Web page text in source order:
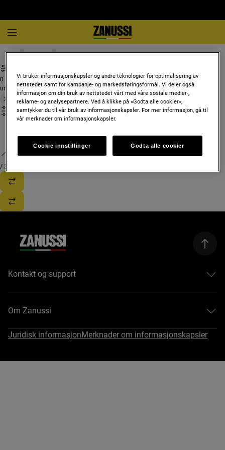
Hvitevarer og hjemmeapparater
0
undefined
/ 3
Kontakt og support
Kontakt oss
Reparasjoner
Registrere et produkt
Last ned bruksanvisningar
Om Zanussi
Om Zanussi
#EasyTips
Juridisk informasjonMerknader om informasjonskapsler
Vi bruker informasjonskapsler og andre teknologier for optimalisering av
nettstedet samt for kampanje- og markedsføringsformål. Vi deler også
informasjon om din bruk av nettstedet vårt med våre sosiale medier-,
reklame- og analysepartnere. Ved å klikke på «Godta alle cookier»,
samtykker du til vår bruk av informasjonskapsler. For mer informasjon, gå til
vår merknader om informasjonskapsler.
Cookie innstillinger Godta alle cookier